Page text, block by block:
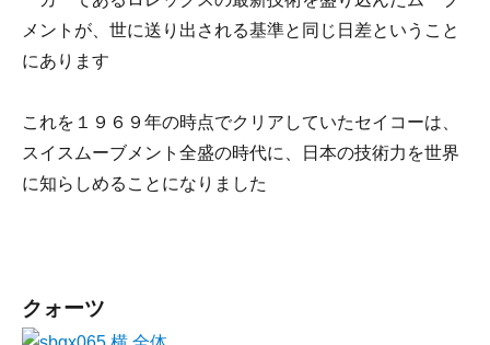
メントが、世に送り出される基準と同じ日差ということ
にあります
これを１９６９年の時点でクリアしていたセイコーは、
スイスムーブメント全盛の時代に、日本の技術力を世界
に知らしめることになりました
クォーツ